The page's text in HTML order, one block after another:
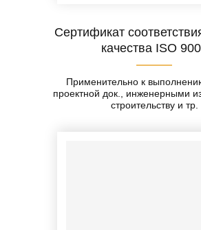
Сертификат
качества ISO
Применительно к
проектной док., инженерными
строительству и тр.